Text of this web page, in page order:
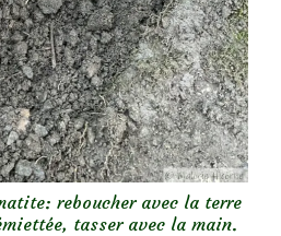
reboucher avec la terre
tasser avec la main.